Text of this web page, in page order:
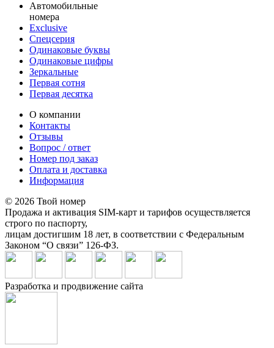
Автомобильные
номера
Exclusive
Спецсерия
Одинаковые буквы
Одинаковые цифры
Зеркальные
Первая сотня
Первая десятка
О компании
Контакты
Отзывы
Вопрос / ответ
Номер под заказ
Оплата и доставка
Информация
© 2026 Твой номер
Продажа и активация SIM-карт и тарифов осуществляется
строго по паспорту,
лицам достигшим 18 лет, в соответствии с Федеральным
Законом “О связи” 126-ФЗ.
Разработка и продвижение сайта